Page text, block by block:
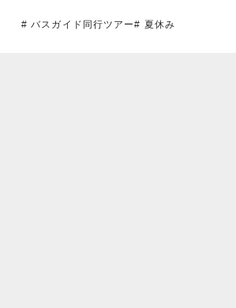
# バスガイド同行ツアー# 夏休み